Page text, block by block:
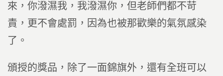
來，你潑濕我，我潑濕你，但老師們都不苛
責，更不會處罰，因為也被那歡樂的氣氛感染
了。
頒授的獎品，除了一面錦旗外，還有全班可以